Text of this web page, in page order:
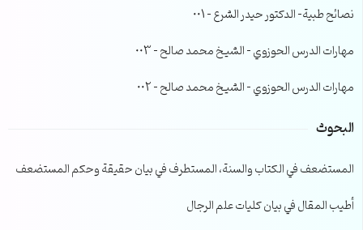
نصائح طبية- الدكتور حيدر الشرع – 001
مهارات الدرس الحوزوي – الشيخ محمد صالح – 003
مهارات الدرس الحوزوي – الشيخ محمد صالح – 002
البحوث
المستضعف في الكتاب والسنة، المستطرف في بيان حقيقة وحكم المستضعف
أطيب المقال في بيان كليات علم الرجال